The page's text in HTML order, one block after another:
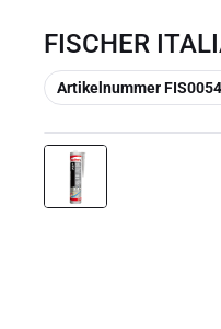
FISCHER
Kopieren
Artikelnummer